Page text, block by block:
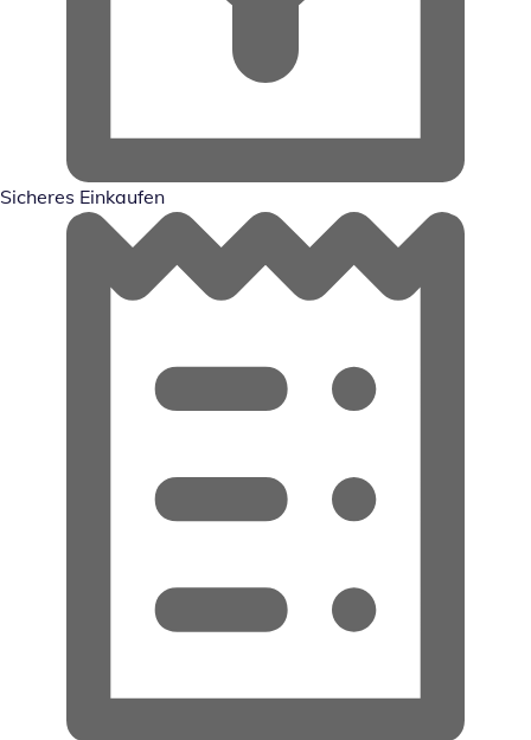
Sicheres Einkaufen